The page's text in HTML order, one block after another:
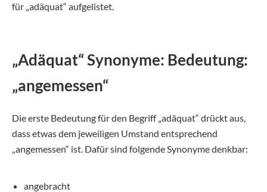
für „adäquat“ aufgelistet.
„Adäquat“ Synonyme: Bedeutung:
„angemessen“
Die erste Bedeutung für den Begriff „adäquat“ drückt aus,
dass etwas dem jeweiligen Umstand entsprechend
„angemessen“ ist. Dafür sind folgende Synonyme denkbar:
angebracht